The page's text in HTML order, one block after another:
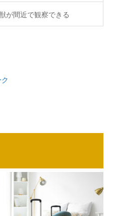
が間近で観察できる